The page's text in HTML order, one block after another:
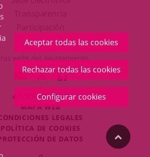
Aceptar todas las cookies
Rechazar todas las cookies
Configurar cookies
en
una
ventana
nueva.
aplicación
externa.
webs del ayuntamiento
ENLACE
A
UNA
APLICACIÓN
EXTERNA.
ENLACE
A
UNA
APLICACIÓN
EXTERNA.
ENLACE
A
UNA
EXTERNA.
ACCESIBILIDAD
MAPA WEB
LEGALES
POLÍTICA DE COOKIES
DE DATOS
"Volver